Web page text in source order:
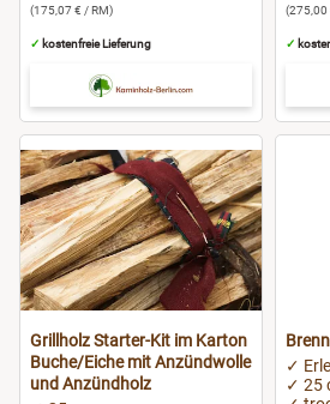
(175,07 € / RM)
✓ kostenfreie Lieferung
(275,00
✓
Grillholz Starter-Kit im Karton
Buche/Eiche mit Anzündwolle
und Anzündholz
✓ Erle
✓ 25